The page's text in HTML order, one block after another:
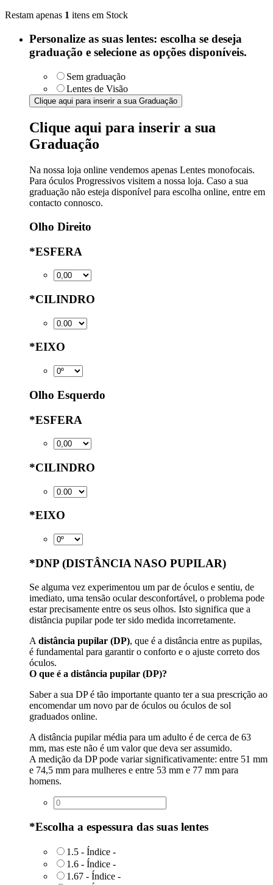
Restam apenas 1 itens em Stock
Personalize as suas lentes: escolha se deseja
graduação e selecione as opções disponíveis.
Sem graduação
Lentes de Visão
Clique aqui para inserir a sua Graduação
Clique aqui para inserir a sua
Graduação
Na nossa loja online vendemos apenas Lentes monofocais.
Para óculos Progressivos visitem a nossa loja. Caso a sua
graduação não esteja disponível para escolha online, entre em
contacto connosco.
Olho Direito
*ESFERA
*CILINDRO
*EIXO
Olho Esquerdo
*ESFERA
*CILINDRO
*EIXO
*DNP (DISTÂNCIA NASO PUPILAR)
Se alguma vez experimentou um par de óculos e sentiu, de
imediato, uma tensão ocular desconfortável, o problema pode
estar precisamente entre os seus olhos. Isto significa que a
distância pupilar pode ter sido medida incorretamente.
A distância pupilar (DP), que é a distância entre as pupilas,
é fundamental para garantir o conforto e o ajuste correto dos
óculos.
O que é a distância pupilar (DP)?
Saber a sua DP é tão importante quanto ter a sua prescrição ao
encomendar um novo par de óculos ou óculos de sol
graduados online.
A distância pupilar média para um adulto é de cerca de 63
mm, mas este não é um valor que deva ser assumido.
A medição da DP pode variar significativamente: entre 51 mm
e 74,5 mm para mulheres e entre 53 mm e 77 mm para
homens.
*Escolha a espessura das suas lentes
1.5 - Índice -
1.6 - Índice -
1.67 - Índice -